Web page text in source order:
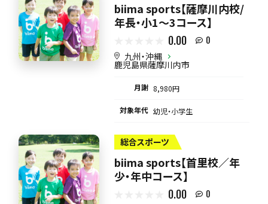
biima sports【薩摩川内校/
年長・小1～3コース】
0.00 0
九州・沖縄
鹿児島県薩摩川内市
月謝 8,980円
対象年代 幼児・小学生
総合スポーツ
biima sports【首里校／年
少・年中コース】
0.00 0